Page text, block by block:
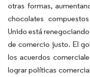
otras formas,
chocolates
Unido está
de comercio justo. El
los acuerdos
lograr políticas